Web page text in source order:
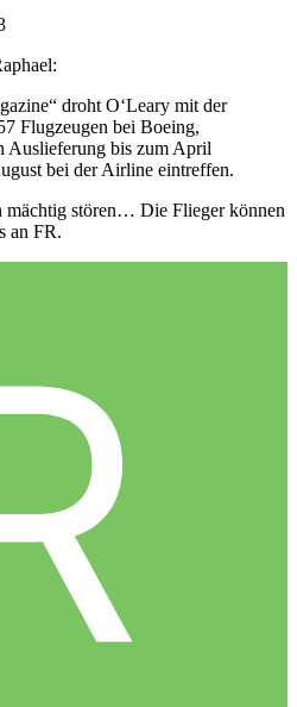
droht O‘Leary mit der
Flugzeugen bei Boeing,
Auslieferung bis zum April
bei der Airline eintreffen.
mächtig stören… Die Flieger können
an FR.